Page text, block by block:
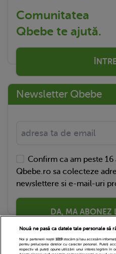
Comunitatea
Qbebe te ajută.
Newsletter Qbebe
Confirm ca am peste
Qbebe.ro sa colecteze
newslettere si e-mail-uri
DA, MA ABONEZ
Nouă ne pasă ca datele tale personale să
Noi și partenerii noștri 1019stocăm și/sau accesăm
pentru prelucrarea datelor cu caracter personal. Puteți
respectiv vă puteți opune utilizării unui interes legitim în